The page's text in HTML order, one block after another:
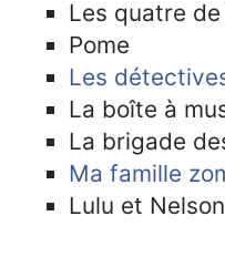
Les quatre
Pome
Les
La boîte à
La brigade
Ma famille
Lulu et Nelson